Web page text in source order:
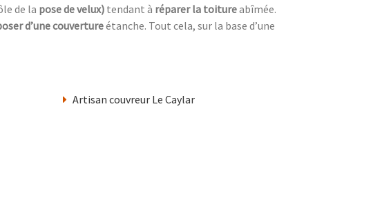
de la pose de velux) tendant à réparer la toitureabîmée.
d’une couvertureétanche. Tout cela, sur la base d’une
Artisan couvreur Le Caylar